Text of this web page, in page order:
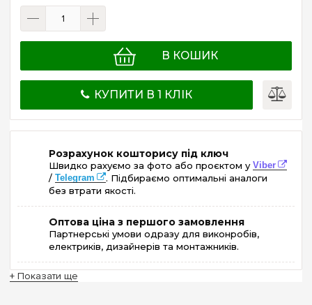
В КОШИК
КУПИТИ В 1 КЛІК
Розрахунок кошторису під ключ
Швидко рахуємо за фото або проєктом у Viber
/ Telegram
. Підбираємо оптимальні аналоги
без втрати якості.
Оптова ціна з першого замовлення
Партнерські умови одразу для виконробів,
електриків, дизайнерів та монтажників.
+ Показати ще